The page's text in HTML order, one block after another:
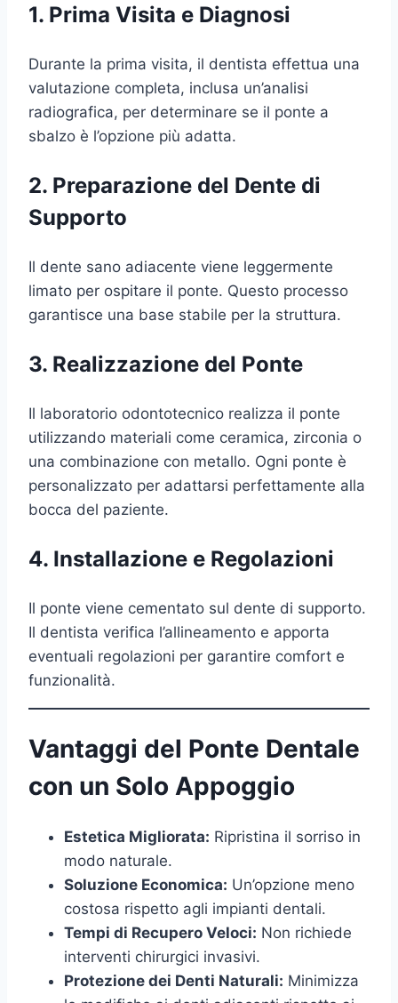
1. Prima Visita e Diagnosi
Durante la prima visita, il dentista effettua una
valutazione completa, inclusa un’analisi
radiografica, per determinare se il ponte a
sbalzo è l’opzione più adatta.
2. Preparazione del Dente di
Supporto
Il dente sano adiacente viene leggermente
limato per ospitare il ponte. Questo processo
garantisce una base stabile per la struttura.
3. Realizzazione del Ponte
Il laboratorio odontotecnico realizza il ponte
utilizzando materiali come ceramica, zirconia o
una combinazione con metallo. Ogni ponte è
personalizzato per adattarsi perfettamente alla
bocca del paziente.
4. Installazione e Regolazioni
Il ponte viene cementato sul dente di supporto.
Il dentista verifica l’allineamento e apporta
eventuali regolazioni per garantire comfort e
funzionalità.
Vantaggi del Ponte Dentale
con un Solo Appoggio
Estetica Migliorata: Ripristina il sorriso in
modo naturale.
Soluzione Economica: Un’opzione meno
costosa rispetto agli impianti dentali.
Tempi di Recupero Veloci: Non richiede
interventi chirurgici invasivi.
Protezione dei Denti Naturali: Minimizza